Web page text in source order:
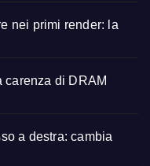
nei primi render: la
carenza di DRAM
a destra: cambia